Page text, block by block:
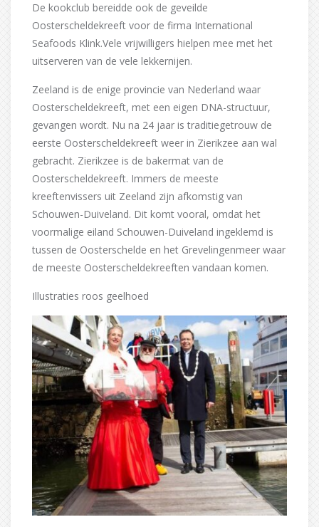
De kookclub bereidde ook de geveilde
Oosterscheldekreeft voor de firma International
Seafoods Klink.Vele vrijwilligers hielpen mee met het
uitserveren van de vele lekkernijen.
Zeeland is de enige provincie van Nederland waar
Oosterscheldekreeft, met een eigen DNA-structuur,
gevangen wordt. Nu na 24 jaar is traditiegetrouw de
eerste Oosterscheldekreeft weer in Zierikzee aan wal
gebracht. Zierikzee is de bakermat van de
Oosterscheldekreeft. Immers de meeste
kreeftenvissers uit Zeeland zijn afkomstig van
Schouwen-Duiveland. Dit komt vooral, omdat het
voormalige eiland Schouwen-Duiveland ingeklemd is
tussen de Oosterschelde en het Grevelingenmeer waar
de meeste Oosterscheldekreeften vandaan komen.
Illustraties roos geelhoed